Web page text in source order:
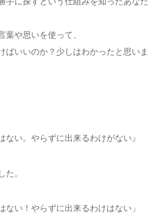
葉や思いを使って、
ばいいのか？少しはわかったと思いま
ない。やらずに出来るわけがない』
た。
ない！やらずに出来るわけはない」